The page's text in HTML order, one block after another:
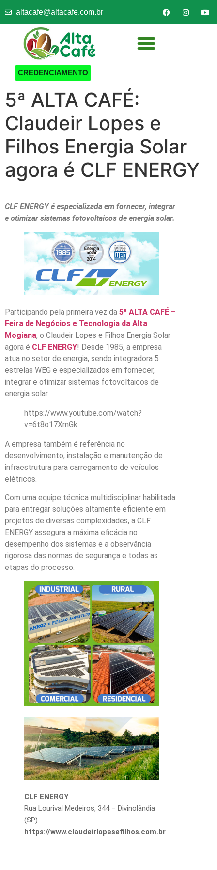
altacafe@altacafe.com.br
CREDENCIAMENTO
5ª ALTA CAFÉ:
Claudeir Lopes e
Filhos Energia Solar
agora é CLF ENERGY
CLF ENERGY é especializada em fornecer, integrar
e otimizar sistemas fotovoltaicos de energia solar.
Participando pela primeira vez da 5ª ALTA CAFÉ –
Feira de Negócios e Tecnologia da Alta
Mogiana, o Claudeir Lopes e Filhos Energia Solar
agora é CLF ENERGY! Desde 1985, a empresa
atua no setor de energia, sendo integradora 5
estrelas WEG e especializados em fornecer,
integrar e otimizar sistemas fotovoltaicos de
energia solar.
https://www.youtube.com/watch?
v=6t8o17XrnGk
A empresa também é referência no
desenvolvimento, instalação e manutenção de
infraestrutura para carregamento de veículos
elétricos.
Com uma equipe técnica multidisciplinar habilitada
para entregar soluções altamente eficiente em
projetos de diversas complexidades, a CLF
ENERGY assegura a máxima eficácia no
desempenho dos sistemas e a observância
rigorosa das normas de segurança e todas as
etapas do processo.
CLF ENERGY
Rua Lourival Medeiros, 344 – Divinolândia
(SP)
https://www.claudeirlopesefilhos.com.br